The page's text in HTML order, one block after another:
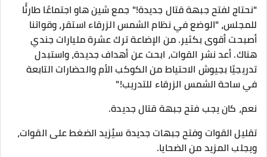
"نحتاج لفتح جبهة قتال جديدة!" جمع شين هاو اجتماعًا طارئًا
للمجلس، "الوضع في نظام الشمس الزرقاء استقر، وقواتنا
أصبحت أقوى بكثير. من الإضاعة ترك عشرة مليارات جندي
هناك. أعد نشر القوات، ابحث عن أهداف جديدة، واستبدل
تدريجيًا بجيوش الاحتياط من الكوكب الأم والحضارات التابعة
في ساحة الشمس الزرقاء للتدريب!"
نعم، كان يجب فتح جبهة قتال جديدة.
تقليل القوات وفتح جبهات جديدة سيُزيد الضغط على القوات،
ويجلب المزيد من الضحايا.